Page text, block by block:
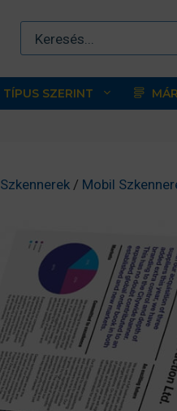
TÍPUS SZERINT
Szkennerek / Mobil